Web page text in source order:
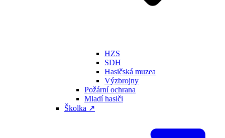
HZS
SDH
Hasičská muzea
Výzbrojny
Požární ochrana
Mladí hasiči
Školka ↗